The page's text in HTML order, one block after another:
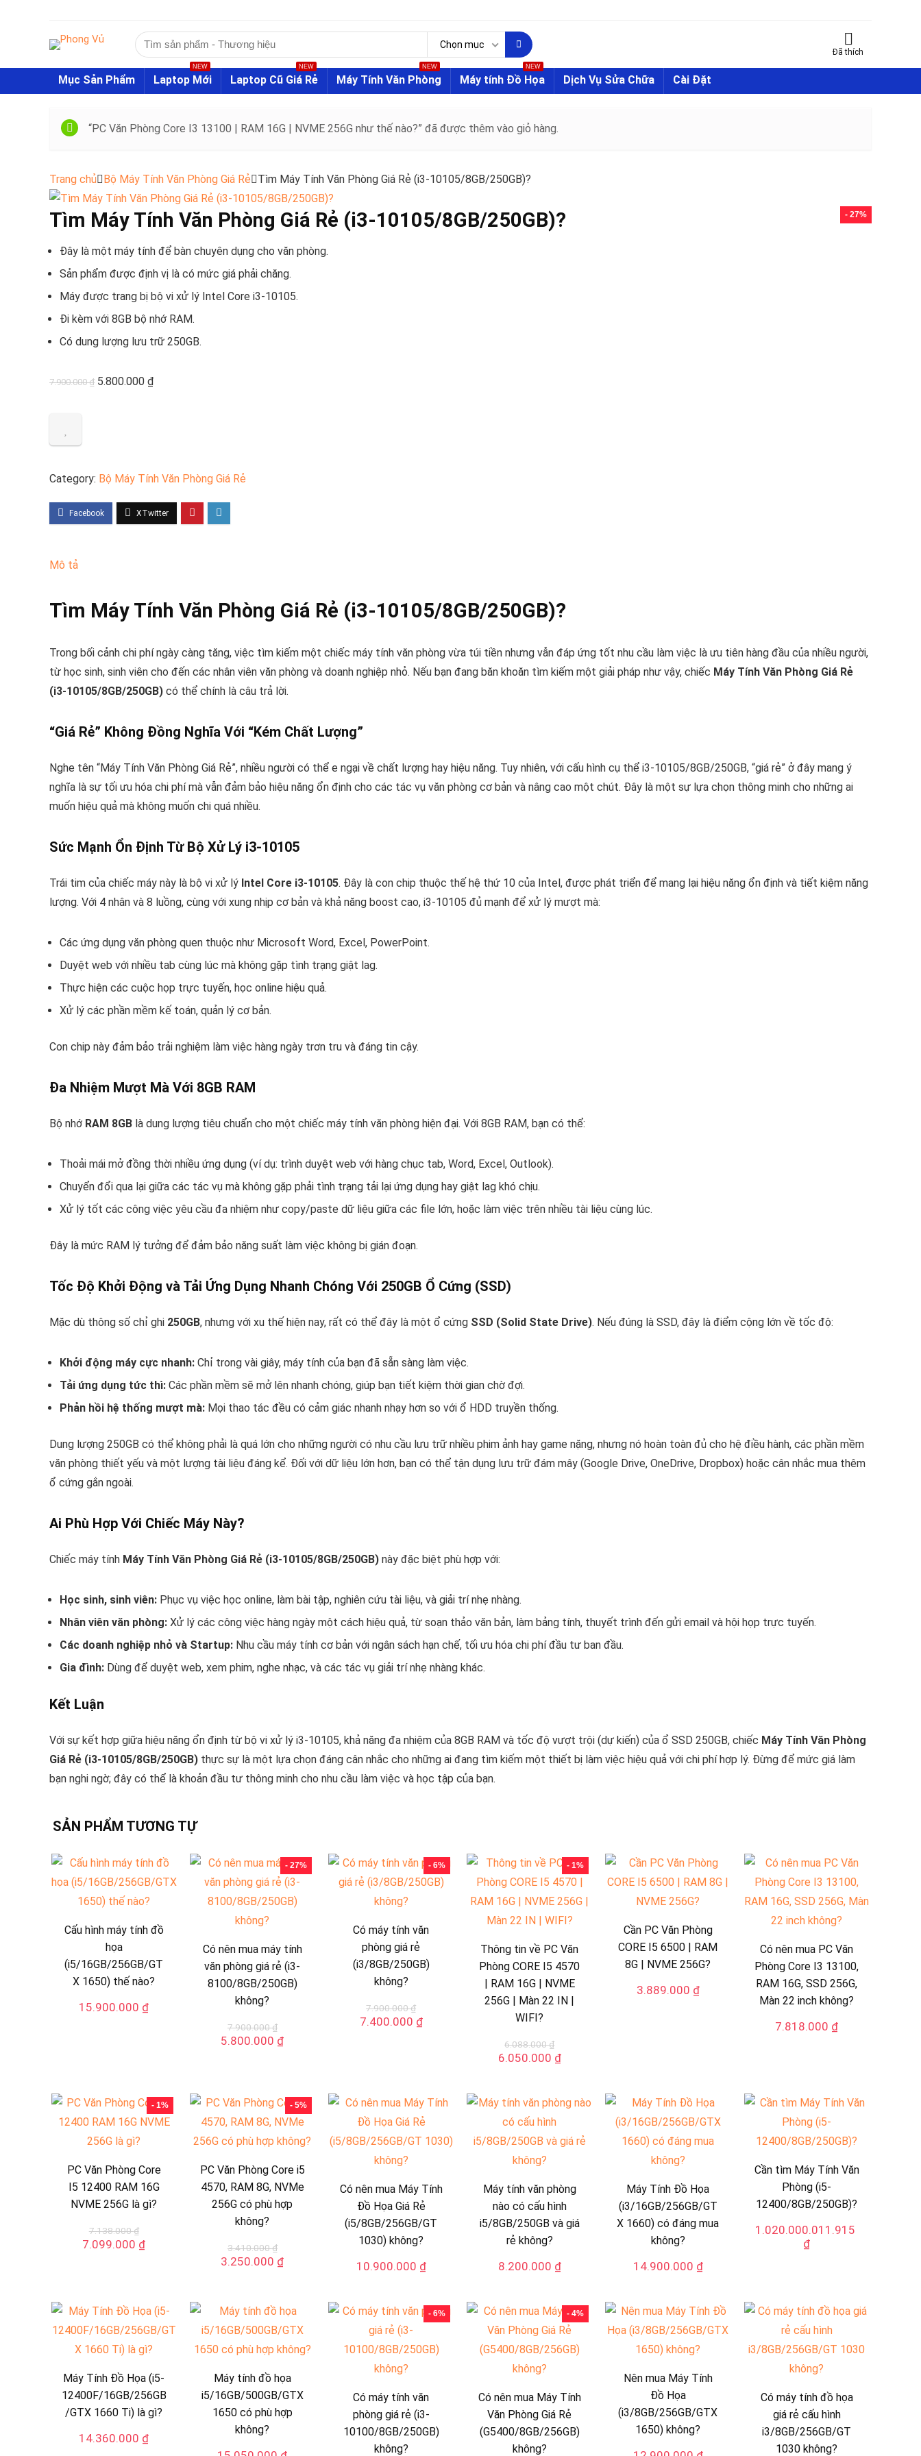
Tìm
kiếm:
Chọn mục
Đã thích
Mục Sản Phẩm Laptop Mới
NEW
Laptop Cũ Giá Rẻ
NEW
Máy Tính Văn Phòng
NEW
Máy tính Đồ Họa
NEW
Dịch Vụ Sửa Chữa Cài Đặt
“PC Văn Phòng Core I3 13100 | RAM 16G | NVME 256G như thế nào?” đã được thêm vào giỏ hàng.
Trang chủ Bộ Máy Tính Văn Phòng Giá Rẻ Tìm Máy Tính Văn Phòng Giá Rẻ (i3-10105/8GB/250GB)?
- 27%
Tìm Máy Tính Văn Phòng Giá Rẻ (i3-10105/8GB/250GB)?
Đây là một máy tính để bàn chuyên dụng cho văn phòng.
Sản phẩm được định vị là có mức giá phải chăng.
Máy được trang bị bộ vi xử lý Intel Core i3-10105.
Đi kèm với 8GB bộ nhớ RAM.
Có dung lượng lưu trữ 250GB.
7.900.000₫ Giá
5.800.000 ₫Giá
Category: Bộ Máy Tính Văn Phòng Giá Rẻ
Mô tả
Tìm Máy Tính Văn Phòng Giá Rẻ (i3-10105/8GB/250GB)?
Trong bối cảnh chi phí ngày càng tăng, việc tìm kiếm một chiếc máy tính văn phòng vừa túi tiền nhưng vẫn đáp ứng tốt nhu cầu làm việc là ưu tiên hàng đầu của nhiều người,
từ học sinh, sinh viên cho đến các nhân viên văn phòng và doanh nghiệp nhỏ. Nếu bạn đang băn khoăn tìm kiếm một giải pháp như vậy, chiếc Máy Tính Văn Phòng Giá Rẻ
(i3-10105/8GB/250GB) có thể chính là câu trả lời.
“Giá Rẻ” Không Đồng Nghĩa Với “Kém Chất Lượng”
Nghe tên “Máy Tính Văn Phòng Giá Rẻ”, nhiều người có thể e ngại về chất lượng hay hiệu năng. Tuy nhiên, với cấu hình cụ thể i3-10105/8GB/250GB, “giá rẻ” ở đây mang ý
nghĩa là sự tối ưu hóa chi phí mà vẫn đảm bảo hiệu năng ổn định cho các tác vụ văn phòng cơ bản và nâng cao một chút. Đây là một sự lựa chọn thông minh cho những ai
muốn hiệu quả mà không muốn chi quá nhiều.
Sức Mạnh Ổn Định Từ Bộ Xử Lý i3-10105
Trái tim của chiếc máy này là bộ vi xử lý Intel Core i3-10105. Đây là con chip thuộc thế hệ thứ 10 của Intel, được phát triển để mang lại hiệu năng ổn định và tiết kiệm năng
lượng. Với 4 nhân và 8 luồng, cùng với xung nhịp cơ bản và khả năng boost cao, i3-10105 đủ mạnh để xử lý mượt mà:
Các ứng dụng văn phòng quen thuộc như Microsoft Word, Excel, PowerPoint.
Duyệt web với nhiều tab cùng lúc mà không gặp tình trạng giật lag.
Thực hiện các cuộc họp trực tuyến, học online hiệu quả.
Xử lý các phần mềm kế toán, quản lý cơ bản.
Con chip này đảm bảo trải nghiệm làm việc hàng ngày trơn tru và đáng tin cậy.
Đa Nhiệm Mượt Mà Với 8GB RAM
Bộ nhớ RAM 8GB là dung lượng tiêu chuẩn cho một chiếc máy tính văn phòng hiện đại. Với 8GB RAM, bạn có thể:
Thoải mái mở đồng thời nhiều ứng dụng (ví dụ: trình duyệt web với hàng chục tab, Word, Excel, Outlook).
Chuyển đổi qua lại giữa các tác vụ mà không gặp phải tình trạng tải lại ứng dụng hay giật lag khó chịu.
Xử lý tốt các công việc yêu cầu đa nhiệm như copy/paste dữ liệu giữa các file lớn, hoặc làm việc trên nhiều tài liệu cùng lúc.
Đây là mức RAM lý tưởng để đảm bảo năng suất làm việc không bị gián đoạn.
Tốc Độ Khởi Động và Tải Ứng Dụng Nhanh Chóng Với 250GB Ổ Cứng (SSD)
Mặc dù thông số chỉ ghi 250GB, nhưng với xu thế hiện nay, rất có thể đây là một ổ cứng SSD (Solid State Drive). Nếu đúng là SSD, đây là điểm cộng lớn về tốc độ:
Khởi động máy cực nhanh: Chỉ trong vài giây, máy tính của bạn đã sẵn sàng làm việc.
Tải ứng dụng tức thì: Các phần mềm sẽ mở lên nhanh chóng, giúp bạn tiết kiệm thời gian chờ đợi.
Phản hồi hệ thống mượt mà: Mọi thao tác đều có cảm giác nhanh nhạy hơn so với ổ HDD truyền thống.
Dung lượng 250GB có thể không phải là quá lớn cho những người có nhu cầu lưu trữ nhiều phim ảnh hay game nặng, nhưng nó hoàn toàn đủ cho hệ điều hành, các phần mềm
văn phòng thiết yếu và một lượng tài liệu đáng kể. Đối với dữ liệu lớn hơn, bạn có thể tận dụng lưu trữ đám mây (Google Drive, OneDrive, Dropbox) hoặc cân nhắc mua thêm
ổ cứng gắn ngoài.
Ai Phù Hợp Với Chiếc Máy Này?
Chiếc máy tính Máy Tính Văn Phòng Giá Rẻ (i3-10105/8GB/250GB) này đặc biệt phù hợp với:
Học sinh, sinh viên: Phục vụ việc học online, làm bài tập, nghiên cứu tài liệu, và giải trí nhẹ nhàng.
Nhân viên văn phòng: Xử lý các công việc hàng ngày một cách hiệu quả, từ soạn thảo văn bản, làm bảng tính, thuyết trình đến gửi email và hội họp trực tuyến.
Các doanh nghiệp nhỏ và Startup: Nhu cầu máy tính cơ bản với ngân sách hạn chế, tối ưu hóa chi phí đầu tư ban đầu.
Gia đình: Dùng để duyệt web, xem phim, nghe nhạc, và các tác vụ giải trí nhẹ nhàng khác.
Kết Luận
Với sự kết hợp giữa hiệu năng ổn định từ bộ vi xử lý i3-10105, khả năng đa nhiệm của 8GB RAM và tốc độ vượt trội (dự kiến) của ổ SSD 250GB, chiếc Máy Tính Văn Phòng
Giá Rẻ (i3-10105/8GB/250GB) thực sự là một lựa chọn đáng cân nhắc cho những ai đang tìm kiếm một thiết bị làm việc hiệu quả với chi phí hợp lý. Đừng để mức giá làm
bạn nghi ngờ; đây có thể là khoản đầu tư thông minh cho nhu cầu làm việc và học tập của bạn.
SẢN PHẨM TƯƠNG TỰ
Cấu hình máy tính đồ
họa
(i5/16GB/256GB/GT
X 1650) thế nào?
15.900.000 ₫
- 27%
Có nên mua máy tính
văn phòng giá rẻ (i3-
8100/8GB/250GB)
không?
7.900.000₫
Giá
5.800.000 ₫Giá
5.800.000 ₫.
- 6%
Có máy tính văn
phòng giá rẻ
(i3/8GB/250GB)
không?
7.900.000₫
Giá
7.400.000 ₫Giá
- 1%
Thông tin về PC Văn
Phòng CORE I5 4570
| RAM 16G | NVME
256G | Màn 22 IN |
WIFI?
6.088.000₫
Giá
6.088.000 ₫.
6.050.000 ₫Giá
là:
6.050.000 ₫.
Cần PC Văn Phòng
CORE I5 6500 | RAM
8G | NVME 256G?
3.889.000 ₫
Có nên mua PC Văn
Phòng Core I3 13100,
RAM 16G, SSD 256G,
Màn 22 inch không?
7.818.000 ₫
- 1%
PC Văn Phòng Core
I5 12400 RAM 16G
NVME 256G là gì?
7.138.000₫
Giá
7.099.000 ₫Giá
- 5%
PC Văn Phòng Core i5
4570, RAM 8G, NVMe
256G có phù hợp
không?
3.410.000₫
Giá
3.250.000 ₫Giá
3.250.000 ₫.
Có nên mua Máy Tính
Đồ Họa Giá Rẻ
(i5/8GB/256GB/GT
1030) không?
10.900.000 ₫
Máy tính văn phòng
nào có cấu hình
i5/8GB/250GB và giá
rẻ không?
8.200.000 ₫
Máy Tính Đồ Họa
(i3/16GB/256GB/GT
X 1660) có đáng mua
không?
14.900.000 ₫
Cần tìm Máy Tính Văn
Phòng (i5-
12400/8GB/250GB)?
1.020.000.011.915
₫
Máy Tính Đồ Họa (i5-
12400F/16GB/256GB
/GTX 1660 Ti) là gì?
14.360.000 ₫
Máy tính đồ họa
i5/16GB/500GB/GTX
1650 có phù hợp
không?
- 6%
Có máy tính văn
phòng giá rẻ (i3-
10100/8GB/250GB)
không?
- 4%
Có nên mua Máy Tính
Văn Phòng Giá Rẻ
(G5400/8GB/256GB)
không?
Nên mua Máy Tính
Đồ Họa
(i3/8GB/256GB/GTX
1650) không?
Có máy tính đồ họa
giá rẻ cấu hình
i3/8GB/256GB/GT
1030 không?